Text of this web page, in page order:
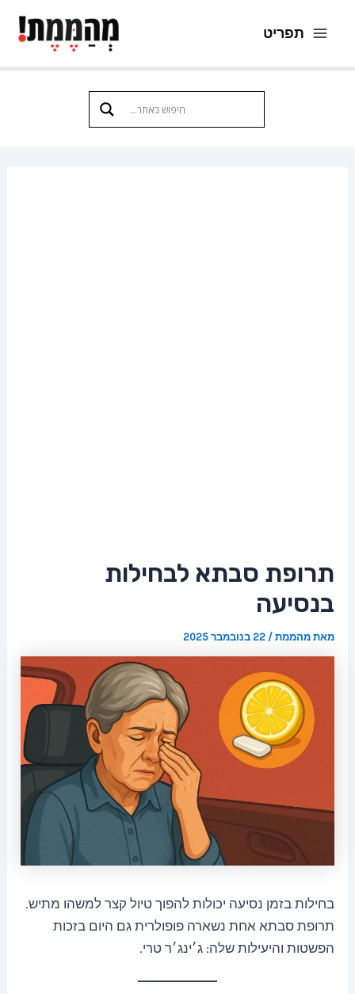
לתוכן
תפריט
תרופת סבתא לבחילות
בנסיעה
מאתמהממת/22 בנובמבר 2025
בחילות בזמן נסיעה יכולות להפוך טיול קצר למשהו מתיש.
תרופת סבתא אחת נשארה פופולרית גם היום בזכות
הפשטות והיעילות שלה: ג׳ינג׳ר טרי.